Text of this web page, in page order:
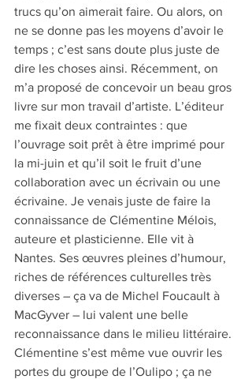
trucs qu’on aimerait faire. Ou alors, on
ne se donne pas les moyens d’avoir le
temps ; c’est sans doute plus juste de
dire les choses ainsi. Récemment, on
m’a proposé de concevoir un beau gros
livre sur mon travail d’artiste. L’éditeur
me fixait deux contraintes : que
l’ouvrage soit prêt à être imprimé pour
la mi-juin et qu’il soit le fruit d’une
collaboration avec un écrivain ou une
écrivaine. Je venais juste de faire la
connaissance de Clémentine Mélois,
auteure et plasticienne. Elle vit à
Nantes. Ses œuvres pleines d’humour,
riches de références culturelles très
diverses – ça va de Michel Foucault à
MacGyver – lui valent une belle
reconnaissance dans le milieu littéraire.
Clémentine s’est même vue ouvrir les
portes du groupe de l’Oulipo ; ça ne